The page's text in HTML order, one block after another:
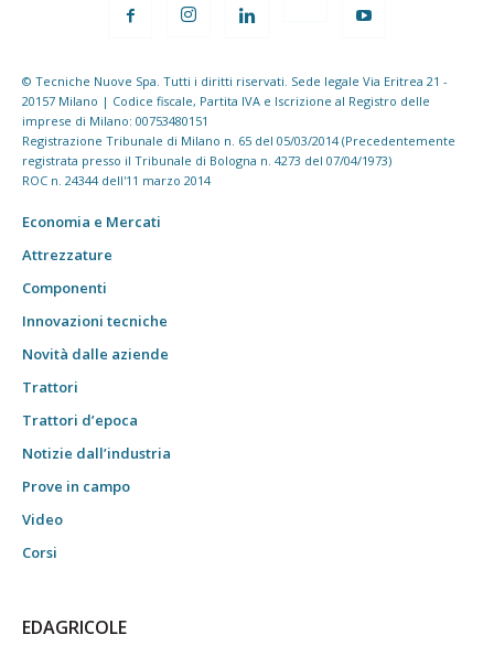
© Tecniche Nuove Spa. Tutti i diritti riservati. Sede legale Via Eritrea 21 -
20157 Milano | Codice fiscale, Partita IVA e Iscrizione al Registro delle
imprese di Milano: 00753480151
Registrazione Tribunale di Milano n. 65 del 05/03/2014 (Precedentemente
registrata presso il Tribunale di Bologna n. 4273 del 07/04/1973)
ROC n. 24344 dell'11 marzo 2014
Economia e Mercati
Attrezzature
Componenti
Innovazioni tecniche
Novità dalle aziende
Trattori
Trattori d’epoca
Notizie dall’industria
Prove in campo
Video
Corsi
EDAGRICOLE